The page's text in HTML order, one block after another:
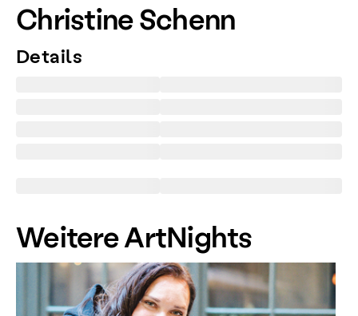
Christine Schenn
Details
Weitere ArtNights